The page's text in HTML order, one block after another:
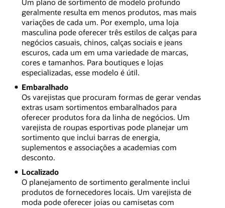
Um plano de sortimento de modelo profundo
geralmente resulta em menos produtos, mas mais
variações de cada um. Por exemplo, uma loja
masculina pode oferecer três estilos de calças para
negócios casuais, chinos, calças sociais e jeans
escuros, cada um em uma variedade de marcas,
cores e tamanhos. Para boutiques e lojas
especializadas, esse modelo é útil.
Embaralhado
Os varejistas que procuram formas de gerar vendas
extras usam sortimentos embaralhados para
oferecer produtos fora da linha de negócios. Um
varejista de roupas esportivas pode planejar um
sortimento que inclui barras de energia,
suplementos e associações a academias com
desconto.
Localizado
O planejamento de sortimento geralmente inclui
produtos de fornecedores locais. Um varejista de
moda pode oferecer joias ou camisetas com